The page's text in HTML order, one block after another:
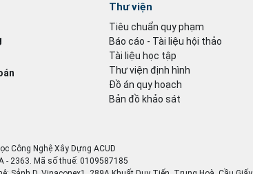
Thư viện
Tiêu chuẩn quy phạm
Báo cáo - Tài liệu hội thảo
Tài liệu học tập
Thư viện định hình
Đồ án quy hoạch
Bản đồ khảo sát
Công Nghệ Xây Dựng ACUD
- 2363. Mã số thuế: 0109587185